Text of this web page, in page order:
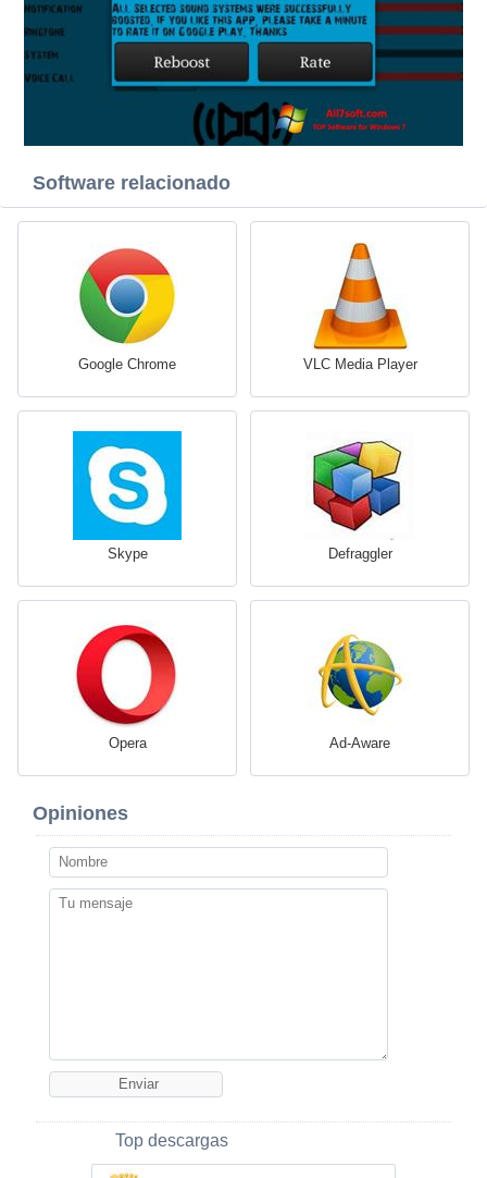
Software relacionado
Google Chrome VLC Media Player
Skype Defraggler
Opera Ad-Aware
Opiniones
Top descargas